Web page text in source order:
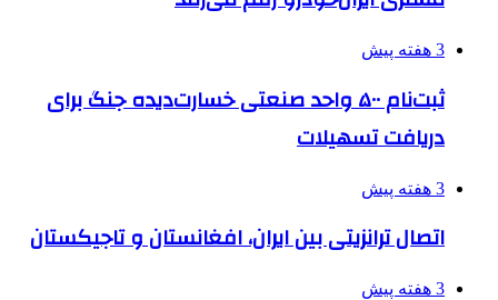
3 هفته پیش
ثبت‌نام ۵۰۰ واحد صنعتی خسارت‌دیده جنگ برای
دریافت تسهیلات
3 هفته پیش
اتصال ترانزیتی بین ایران، افغانستان و تاجیکستان
3 هفته پیش